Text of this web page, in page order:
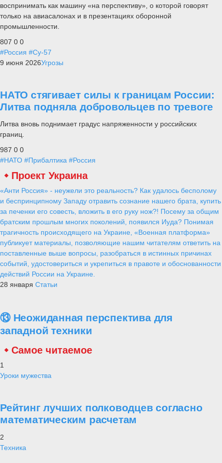
воспринимать как машину «на перспективу», о которой говорят
только на авиасалонах и в презентациях оборонной
промышленности.
807 0 0
#Россия #Су-57
9 июня 2026Угрозы
НАТО стягивает силы к границам России:
Литва подняла добровольцев по тревоге
Литва вновь поднимает градус напряженности у российских
границ.
987 0 0
#НАТО #Прибалтика #Россия
Проект Украина
«Анти Россия» - неужели это реальность? Как удалось бесполому
и беспринципному Западу отравить сознание нашего брата, купить
за печенки его совесть, вложить в его руку нож?! Посему за общим
братским прошлым многих поколений, появился Иуда? Понимая
трагичность происходящего на Украине, «Военная платформа»
публикует материалы, позволяющие нашим читателям ответить на
поставленные выше вопросы, разобраться в истинных причинах
событий, удостовериться и укрепиться в правоте и обоснованности
действий России на Украине.
28 января Статьи
⑬ Неожиданная перспектива для
западной техники
Самое читаемое
1
Уроки мужества
Рейтинг лучших полководцев согласно
математическим расчетам
2
Техника